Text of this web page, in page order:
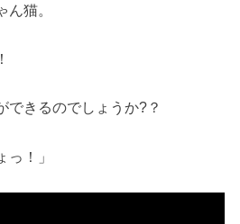
猫。
できるのでしょうか?？
っ！」